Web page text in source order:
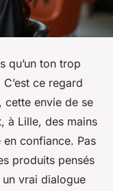
qu’un ton trop
ce regard
cette envie de se
à Lille, des mains
confiance. Pas
produits pensés
vrai dialogue